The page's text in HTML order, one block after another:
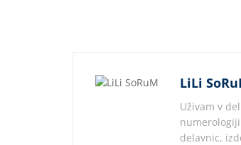
LiLi
Uživam v
delavnic,